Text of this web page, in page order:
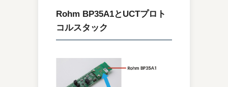
Rohm BP35A1とUCTプロト
コルスタック